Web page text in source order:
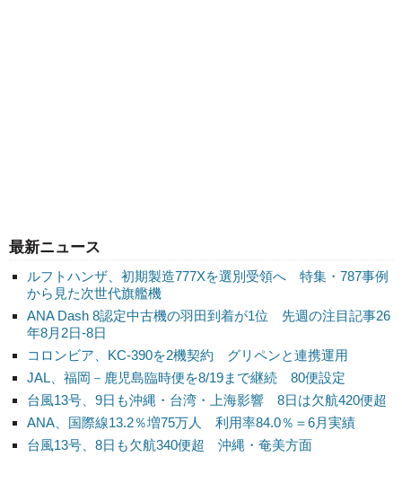
最新ニュース
ルフトハンザ、初期製造777Xを選別受領へ 特集・787事例
から見た次世代旗艦機
ANA Dash 8認定中古機の羽田到着が1位 先週の注目記事26
年8月2日-8日
コロンビア、KC-390を2機契約 グリペンと連携運用
JAL、福岡－鹿児島臨時便を8/19まで継続 80便設定
台風13号、9日も沖縄・台湾・上海影響 8日は欠航420便超
ANA、国際線13.2％増75万人 利用率84.0％＝6月実績
台風13号、8日も欠航340便超 沖縄・奄美方面